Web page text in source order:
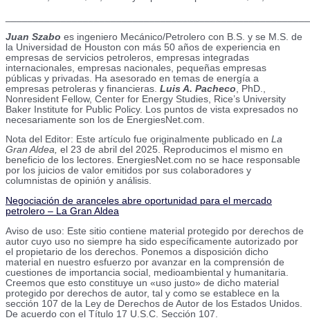
Juan Szabo es ingeniero Mecánico/Petrolero con B.S. y se M.S. de
la Universidad de Houston con más 50 años de experiencia en
empresas de servicios petroleros, empresas integradas
internacionales, empresas nacionales, pequeñas empresas
públicas y privadas. Ha asesorado en temas de energía a
empresas petroleras y financieras. Luis A. Pacheco , PhD.,
Nonresident Fellow, Center for Energy Studies, Rice’s University
Baker Institute for Public Policy. Los puntos de vista expresados no
necesariamente son los de EnergiesNet.com.
Nota del Editor: Este artículo fue originalmente publicado en La
Gran Aldea, el 23 de abril del 2025. Reproducimos el mismo en
beneficio de los lectores. EnergiesNet.com no se hace responsable
por los juicios de valor emitidos por sus colaboradores y
columnistas de opinión y análisis.
Negociación de aranceles abre oportunidad para el mercado
petrolero – La Gran Aldea
Aviso de uso: Este sitio contiene material protegido por derechos de
autor cuyo uso no siempre ha sido específicamente autorizado por
el propietario de los derechos. Ponemos a disposición dicho
material en nuestro esfuerzo por avanzar en la comprensión de
cuestiones de importancia social, medioambiental y humanitaria.
Creemos que esto constituye un «uso justo» de dicho material
protegido por derechos de autor, tal y como se establece en la
sección 107 de la Ley de Derechos de Autor de los Estados Unidos.
De acuerdo con el Título 17 U.S.C. Sección 107.